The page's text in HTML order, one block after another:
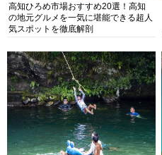
高知ひろめ市場おすすめ20選！高知
の地元グルメを一気に堪能できる超人
気スポットを徹底解剖